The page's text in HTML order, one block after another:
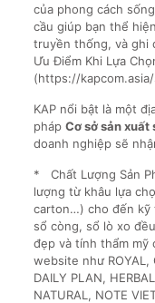
của phong cách
cầu giúp bạn thể
truyền thống, và ghi
Ưu Điểm Khi Lựa
(https://
KAP nổi bật là một
pháp Cơ sở sản xuất
doanh nghiệp sẽ
* Chất Lượng Sản
lượng từ khâu lựa
carton…) cho đến kỹ
sổ còng, sổ lò xo
đẹp và tính thẩm mỹ
website như ROYAL,
DAILY PLAN,
NATURAL, NOTE